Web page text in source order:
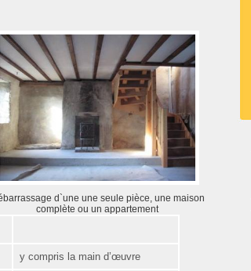
d`une une seule pièce, une maison
complète ou un appartement
y compris la main d’œuvre